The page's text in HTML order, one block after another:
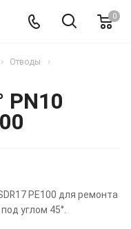
0
Отводы
PN10
PE100 для ремонта
углом 45°.